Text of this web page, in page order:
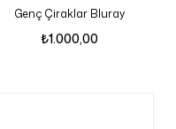
Genç Çiraklar Bluray
₺1.000,00